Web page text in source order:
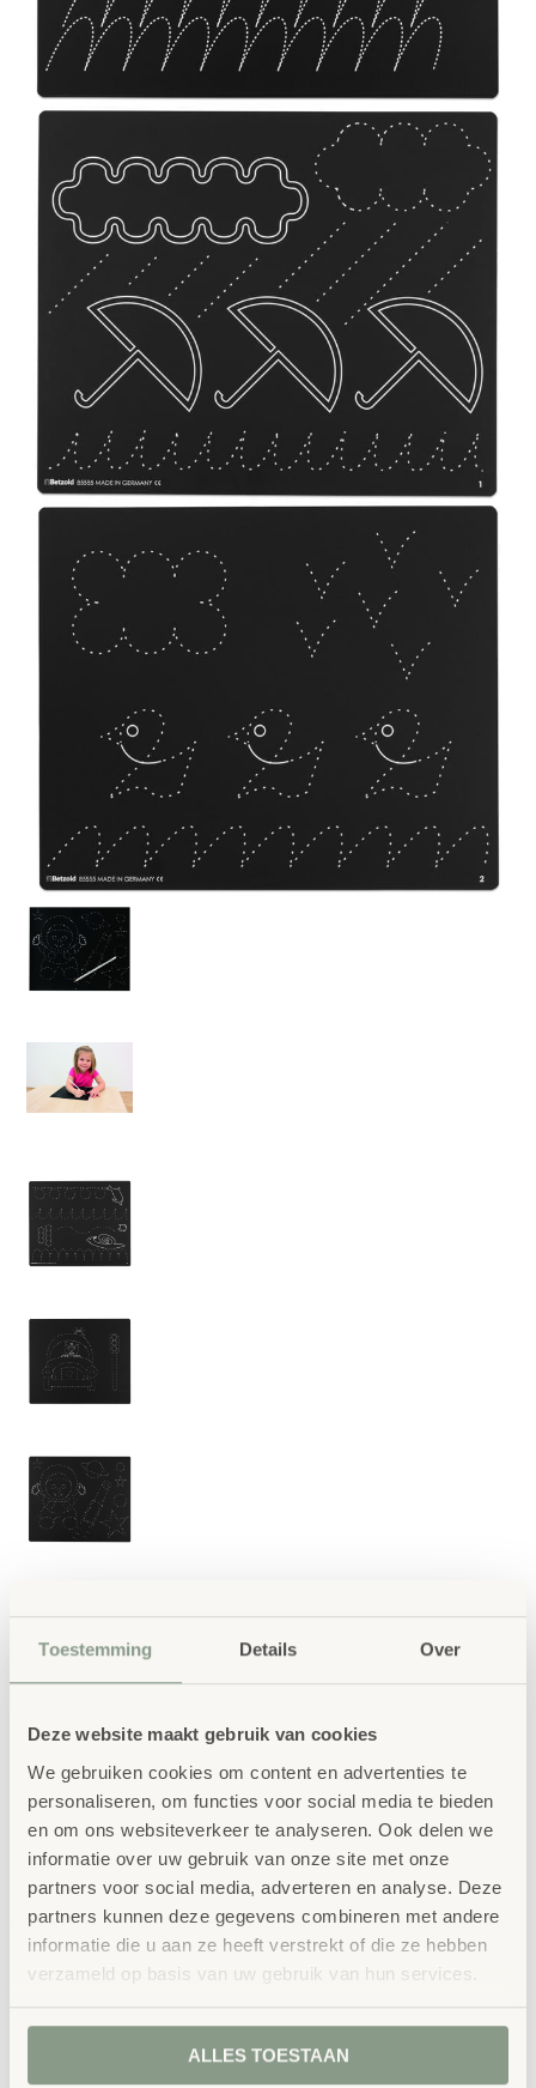
Toestemming Details Over
Deze website maakt gebruik van cookies
We gebruiken cookies om content en advertenties te
personaliseren, om functies voor social media te bieden
en om ons websiteverkeer te analyseren. Ook delen we
informatie over uw gebruik van onze site met onze
partners voor social media, adverteren en analyse. Deze
partners kunnen deze gegevens combineren met andere
informatie die u aan ze heeft verstrekt of die ze hebben
verzameld op basis van uw gebruik van hun services.
ALLES TOESTAAN